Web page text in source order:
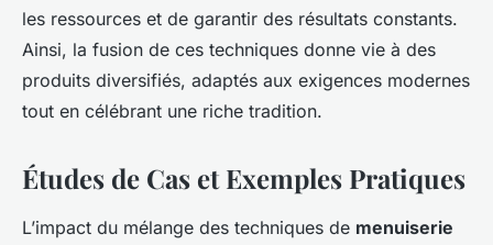
les ressources et de garantir des résultats constants.
Ainsi, la fusion de ces techniques donne vie à des
produits diversifiés, adaptés aux exigences modernes
tout en célébrant une riche tradition.
Études de Cas et Exemples Pratiques
L’impact du mélange des techniques de menuiserie